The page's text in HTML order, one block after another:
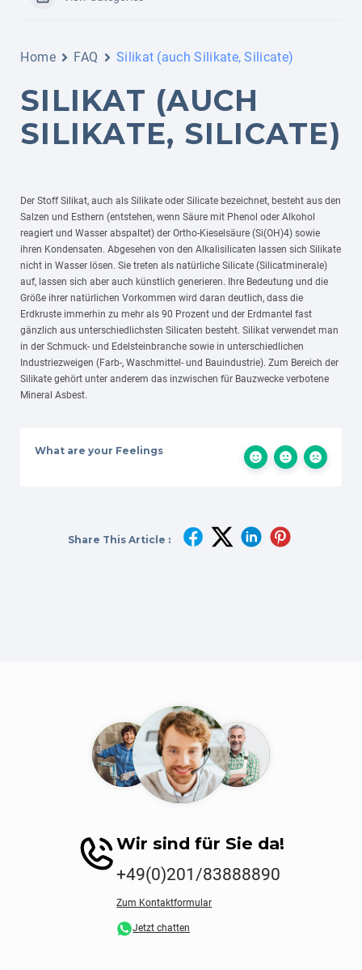
Home FAQ Silikat (auch Silikate, Silicate)
SILIKAT (AUCH
SILIKATE, SILICATE)
Der Stoff Silikat, auch als Silikate oder Silicate bezeichnet, besteht aus den
Salzen und Esthern (entstehen, wenn Säure mit Phenol oder Alkohol
reagiert und Wasser abspaltet) der Ortho-Kieselsäure (Si(OH)4) sowie
ihren Kondensaten. Abgesehen von den Alkalisilicaten lassen sich Silikate
nicht in Wasser lösen. Sie treten als natürliche Silicate (Silicatminerale)
auf, lassen sich aber auch künstlich generieren. Ihre Bedeutung und die
Größe ihrer natürlichen Vorkommen wird daran deutlich, dass die
Erdkruste immerhin zu mehr als 90 Prozent und der Erdmantel fast
gänzlich aus unterschiedlichsten Silicaten besteht. Silikat verwendet man
in der Schmuck- und Edelsteinbranche sowie in unterschiedlichen
Industriezweigen (Farb-, Waschmittel- und Bauindustrie). Zum Bereich der
Silikate gehört unter anderem das inzwischen für Bauzwecke verbotene
Mineral Asbest.
What are your Feelings
Share This Article :
Wir sind für Sie da!
+49(0)201/83888890
Zum Kontaktformular
Jetzt chatten